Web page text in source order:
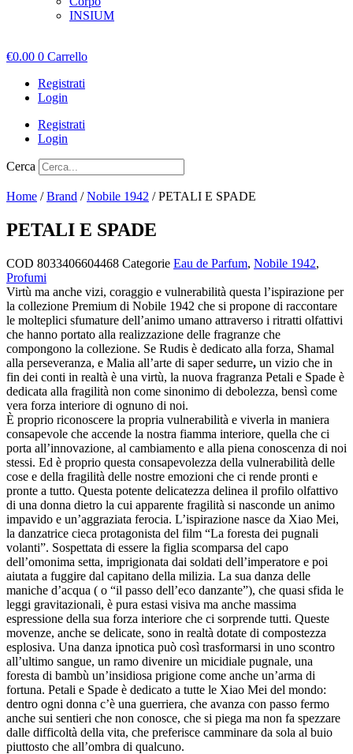
INSIUM
€0.00 0 Carrello
Registrati
Login
Registrati
Login
Cerca
Home /Brand /Nobile 1942 / PETALI E SPADE
PETALI E SPADE
COD 8033406604468 Categorie Eau de Parfum, Nobile 1942,
Profumi
Virtù ma anche vizi, coraggio e vulnerabilità questa l’ispirazione per
la collezione Premium di Nobile 1942 che si propone di raccontare
le molteplici sfumature dell’animo umano attraverso i ritratti olfattivi
che hanno portato alla realizzazione delle fragranze che
compongono la collezione. Se Rudis è dedicato alla forza, Shamal
alla perseveranza, e Malia all’arte di saper sedurre, un vizio che in
fin dei conti in realtà è una virtù, la nuova fragranza Petali e Spade è
dedicata alla fragilità non come sinonimo di debolezza, bensì come
vera forza interiore di ognuno di noi.
È proprio riconoscere la propria vulnerabilità e viverla in maniera
consapevole che accende la nostra fiamma interiore, quella che ci
porta all’innovazione, al cambiamento e alla piena conoscenza di noi
stessi. Ed è proprio questa consapevolezza della vulnerabilità delle
cose e della fragilità delle nostre emozioni che ci rende pronti e
pronte a tutto. Questa potente delicatezza delinea il profilo olfattivo
di una donna dietro la cui apparente fragilità si nasconde un animo
impavido e un’aggraziata ferocia. L’ispirazione nasce da Xiao Mei,
la danzatrice cieca protagonista del film “La foresta dei pugnali
volanti”. Sospettata di essere la figlia scomparsa del capo
dell’omonima setta, imprigionata dai soldati dell’imperatore e poi
aiutata a fuggire dal capitano della milizia. La sua danza delle
maniche d’acqua ( o “il passo dell’eco danzante”), che quasi sfida le
leggi gravitazionali, è pura estasi visiva ma anche massima
espressione della sua forza interiore che ci sorprende tutti. Queste
movenze, anche se delicate, sono in realtà dotate di compostezza
esplosiva. Una danza ipnotica può così trasformarsi in uno scontro
all’ultimo sangue, un ramo divenire un micidiale pugnale, una
foresta di bambù un’insidiosa prigione come anche un’arma di
fortuna. Petali e Spade è dedicato a tutte le Xiao Mei del mondo:
dentro ogni donna c’è una guerriera, che avanza con passo fermo
anche sui sentieri che non conosce, che si piega ma non fa spezzare
dalle difficoltà della vita, che preferisce camminare da sola al buio
piuttosto che all’ombra di qualcuno.